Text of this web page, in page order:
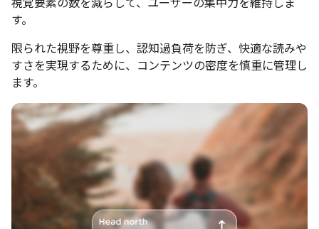
視覚要素の数を減らして、ユーザーの集中力を維持しま
す。
限られた視野を尊重し、認知過負荷を防ぎ、快適な読みや
すさを実現するために、コンテンツの密度を慎重に管理し
ます。